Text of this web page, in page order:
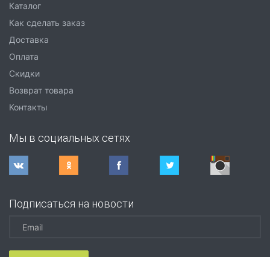
Каталог
Как сделать заказ
Доставка
Оплата
Скидки
Возврат товара
Контакты
Мы в социальных сетях
Подписаться на новости